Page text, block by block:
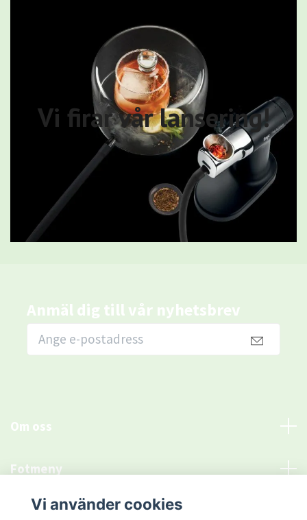
Vi firar vår lansering!
Anmäl dig till vår nyhetsbrev
Om oss
Fotmeny
Sociala medier
Vi använder cookies